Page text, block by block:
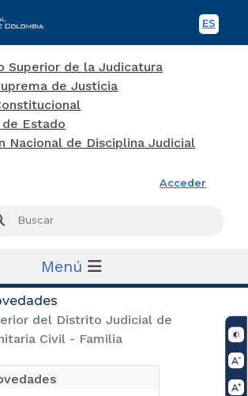
ES
Acceder
Buscar
Menú
del Distrito Judicial de
Civil - Familia